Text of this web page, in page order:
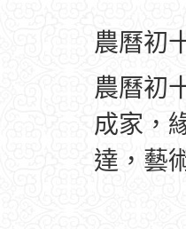
農曆初
農曆初
成家，
達，藝